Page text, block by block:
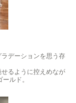
デーションを思う存
るように控えめなが
ルド。